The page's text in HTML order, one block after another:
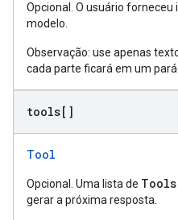
Opcional. O usuário
modelo.
Observação: use apenas
cada parte ficará em um
tools[]
Tool
Opcional. Uma lista de Tools
gerar a próxima resposta.